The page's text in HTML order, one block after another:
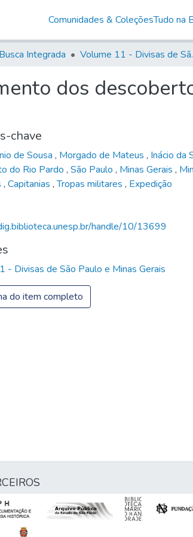
Comunidades & ColeçõesTudo na
Busca Integrada Volume
dos
chave
de Sousa , Morgado de Mateus , Inácio da
do Rio Pardo , São Paulo , Minas Gerais ,
, Capitanias ,Tropas militares , Expedição
handle/10/13699
- Divisas de São Paulo e Minas Gerais
do item completo